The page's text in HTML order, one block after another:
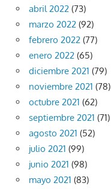
abril 2022 (73)
marzo 2022 (92)
febrero 2022 (77)
enero 2022 (65)
diciembre 2021 (79)
noviembre 2021 (78)
octubre 2021 (62)
septiembre 2021 (71)
agosto 2021 (52)
julio 2021 (99)
junio 2021 (98)
mayo 2021 (83)